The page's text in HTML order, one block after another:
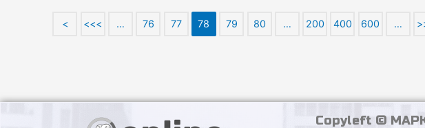
< <<< … 76 77 78 79 80 … 200 400 600 …
Copyleft ©